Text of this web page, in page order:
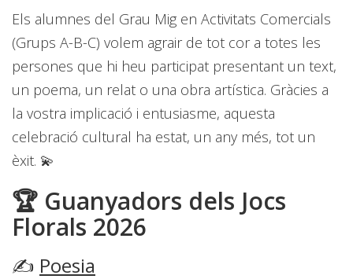
Els alumnes del Grau Mig en Activitats Comercials
(Grups A-B-C) volem agrair de tot cor a totes les
persones que hi heu participat presentant un text,
un poema, un relat o una obra artística. Gràcies a
la vostra implicació i entusiasme, aquesta
celebració cultural ha estat, un any més, tot un
èxit. 💫
🏆 Guanyadors dels Jocs
Florals 2026
✍️ Poesia